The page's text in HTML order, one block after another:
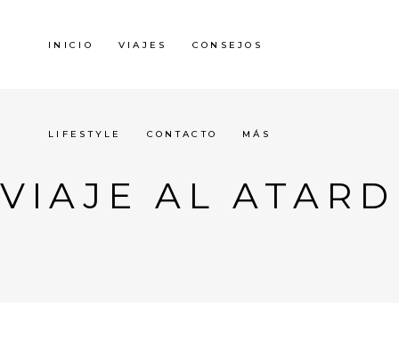
INICIO VIAJES CONSEJOS
LIFESTYLE CONTACTO MÁS
VIAJE AL